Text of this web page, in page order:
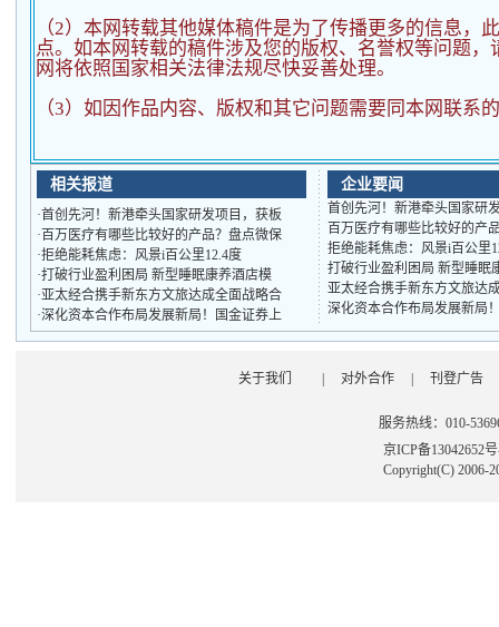
（2） 本网转载其他媒体稿件是为了传播更多的信息，
点。如本网转载的稿件涉及您的版权、名誉权等问题，
网将依照国家相关法律法规尽快妥善处理。
（3）如因作品内容、版权和其它问题需要同本网联系
相关报道
·首创先河！新港牵头国家研发项目，获板
· 百万医疗有哪些比较好的产品？盘点微保
·拒绝能耗焦虑：风景i百公里12.4度
·打破行业盈利困局 新型睡眠康养酒店模
·亚太经合携手新东方文旅达成全面战略合
·深化资本合作布局发展新局！国金证券上
企业要闻
首创先河！新港牵头国家研
百万医疗有哪些比较好的产
拒绝能耗焦虑：风景i百公里
打破行业盈利困局 新型睡眠
亚太经合携手新东方文旅达
深化资本合作布局发展新局
关于我们 对外合作 刊登广告
服务热线：010-
京ICP备13042652
Copyright(C) 2006-